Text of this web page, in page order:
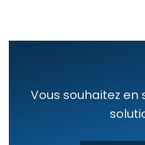
Vous souhaitez en